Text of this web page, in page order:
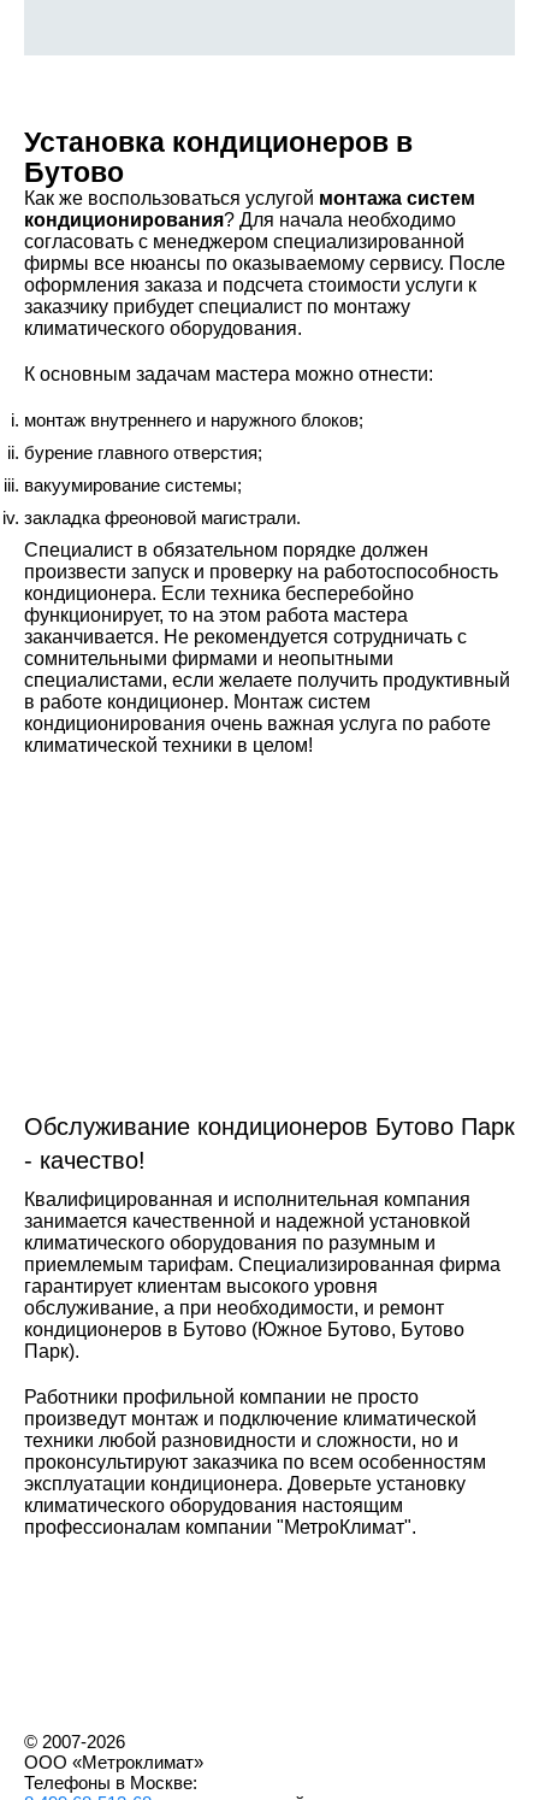
Установка кондиционеров в
Бутово
Как же воспользоваться услугой монтажа систем
кондиционирования? Для начала необходимо
согласовать с менеджером специализированной
фирмы все нюансы по оказываемому сервису. После
оформления заказа и подсчета стоимости услуги к
заказчику прибудет специалист по монтажу
климатического оборудования.
К основным задачам мастера можно отнести:
монтаж внутреннего и наружного блоков;
бурение главного отверстия;
вакуумирование системы;
закладка фреоновой магистрали.
Специалист в обязательном порядке должен
произвести запуск и проверку на работоспособность
кондиционера. Если техника бесперебойно
функционирует, то на этом работа мастера
заканчивается. Не рекомендуется сотрудничать с
сомнительными фирмами и неопытными
специалистами, если желаете получить продуктивный
в работе кондиционер. Монтаж систем
кондиционирования очень важная услуга по работе
климатической техники в целом!
Обслуживание кондиционеров Бутово Парк
- качество!
Квалифицированная и исполнительная компания
занимается качественной и надежной установкой
климатического оборудования по разумным и
приемлемым тарифам. Специализированная фирма
гарантирует клиентам высокого уровня
обслуживание, а при необходимости, и ремонт
кондиционеров в Бутово (Южное Бутово, Бутово
Парк).
Работники профильной компании не просто
произведут монтаж и подключение климатической
техники любой разновидности и сложности, но и
проконсультируют заказчика по всем особенностям
эксплуатации кондиционера. Доверьте установку
климатического оборудования настоящим
профессионалам компании "МетроКлимат".
© 2007-2026
ООО «Метроклимат»
Телефоны в Москве: